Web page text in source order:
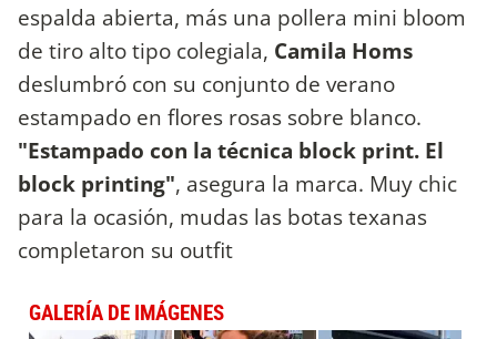
espalda abierta, más una pollera mini bloom
de tiro alto tipo colegiala, Camila Homs
deslumbró con su conjunto de verano
estampado en flores rosas sobre blanco.
"Estampado con la técnica block print. El
block printing", asegura la marca. Muy chic
para la ocasión, mudas las botas texanas
completaron su outfit
GALERÍA DE IMÁGENES